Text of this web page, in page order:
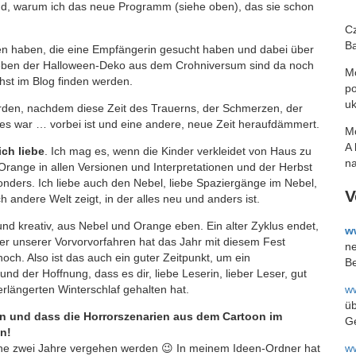
warum ich das neue Programm (siehe oben), das sie schon
haben, die eine Empfängerin gesucht haben und dabei über
der Halloween-Deko aus dem Crohniversum sind da noch
im Blog finden werden.
nachdem diese Zeit des Trauerns, der Schmerzen, der
war … vorbei ist und eine andere, neue Zeit heraufdämmert.
liebe. Ich mag es, wenn die Kinder verkleidet von Haus zu
in allen Versionen und Interpretationen und der Herbst
Ich liebe auch den Nebel, liebe Spaziergänge im Nebel,
andere Welt zeigt, in der alles neu und anders ist.
kreativ, aus Nebel und Orange eben. Ein alter Zyklus endet,
unserer Vorvorvorfahren hat das Jahr mit diesem Fest
Also ist das auch ein guter Zeitpunkt, um ein
der Hoffnung, dass es dir, liebe Leserin, lieber Leser, gut
Winterschlaf gehalten hat.
dass die Horrorszenarien aus dem Cartoon im
zwei Jahre vergehen werden 😉 In meinem Ideen-Ordner hat
A